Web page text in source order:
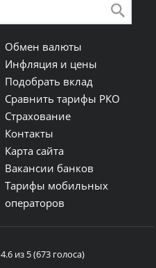
Обмен валюты
Инфляция и цены
Подобрать вклад
Сравнить тарифы РКО
Страхование
Контакты
Карта сайта
Вакансии банков
Тарифы мобильных
операторов
4.6 из 5 (673 голоса)